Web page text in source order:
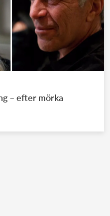
– efter mörka